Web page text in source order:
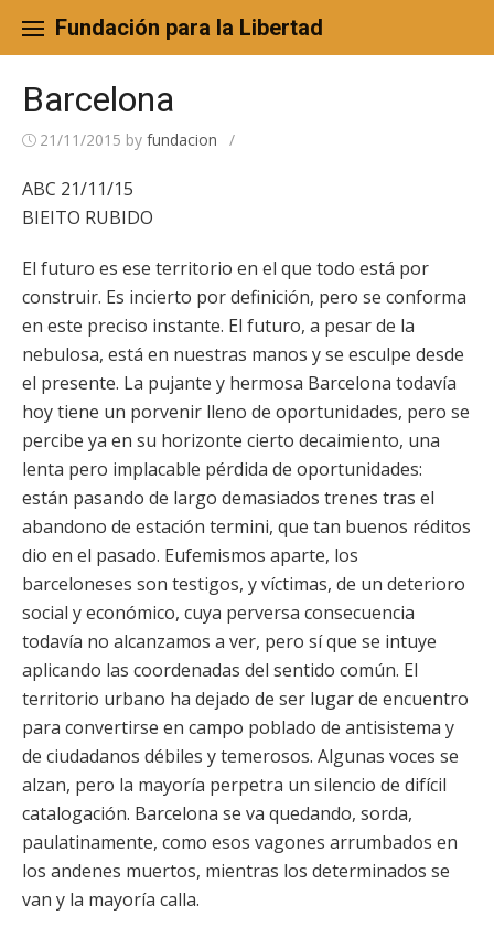
content
Fundación para la Libertad
Barcelona
21/11/2015 by fundacion /
ABC 21/11/15
BIEITO RUBIDO
El futuro es ese territorio en el que todo está por
construir. Es incierto por definición, pero se conforma
en este preciso instante. El futuro, a pesar de la
nebulosa, está en nuestras manos y se esculpe desde
el presente. La pujante y hermosa Barcelona todavía
hoy tiene un porvenir lleno de oportunidades, pero se
percibe ya en su horizonte cierto decaimiento, una
lenta pero implacable pérdida de oportunidades:
están pasando de largo demasiados trenes tras el
abandono de estación termini, que tan buenos réditos
dio en el pasado. Eufemismos aparte, los
barceloneses son testigos, y víctimas, de un deterioro
social y económico, cuya perversa consecuencia
todavía no alcanzamos a ver, pero sí que se intuye
aplicando las coordenadas del sentido común. El
territorio urbano ha dejado de ser lugar de encuentro
para convertirse en campo poblado de antisistema y
de ciudadanos débiles y temerosos. Algunas voces se
alzan, pero la mayoría perpetra un silencio de difícil
catalogación. Barcelona se va quedando, sorda,
paulatinamente, como esos vagones arrumbados en
los andenes muertos, mientras los determinados se
van y la mayoría calla.